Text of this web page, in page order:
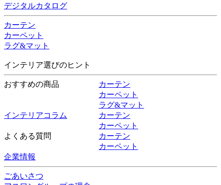
デジタルカタログ
カーテン
カーペット
ラグ&マット
インテリア選びのヒント
おすすめの商品
カーテン
カーペット
ラグ&マット
インテリアコラム
カーテン
カーペット
よくある質問
カーテン
カーペット
企業情報
ごあいさつ